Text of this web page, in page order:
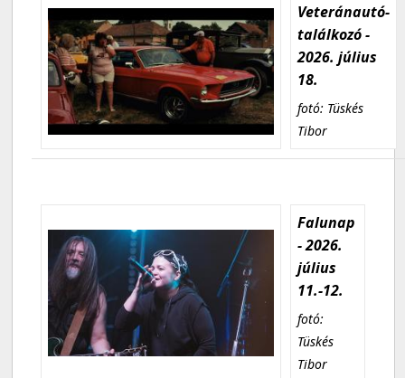
Veteránautó-
találkozó -
2026. július
18.
fotó: Tüskés
Tibor
Falunap
- 2026.
július
11.-12.
fotó:
Tüskés
Tibor